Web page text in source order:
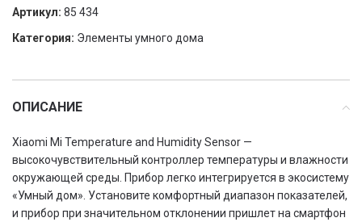
Артикул: 85 434
Категория: Элементы умного дома
ОПИСАНИЕ
Xiaomi Mi Temperature and Humidity Sensor —
высокочувствительный контроллер температуры и влажности
окружающей среды. Прибор легко интегрируется в экосистему
«Умный дом». Установите комфортный диапазон показателей,
и прибор при значительном отклонении пришлет на смартфон